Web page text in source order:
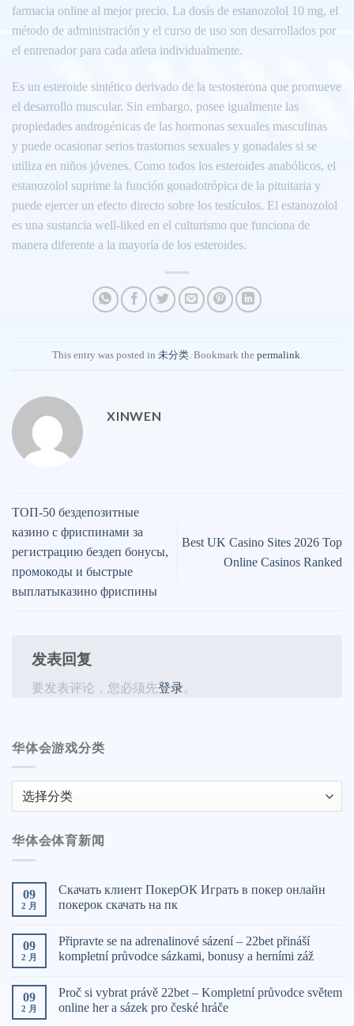
farmacia online al mejor precio. La dosis de estanozolol 10 mg, el
método de administración y el curso de uso son desarrollados por
el entrenador para cada atleta individualmente.
Es un esteroide sintético derivado de la testosterona que promueve
el desarrollo muscular. Sin embargo, posee igualmente las
propiedades androgénicas de las hormonas sexuales masculinas
y puede ocasionar serios trastornos sexuales y gonadales si se
utiliza en niños jóvenes. Como todos los esteroides anabólicos, el
estanozolol suprime la función gonadotrópica de la pituitaria y
puede ejercer un efecto directo sobre los testículos. El estanozolol
es una sustancia well-liked en el culturismo que funciona de
manera diferente a la mayoría de los esteroides.
This entry was posted in 未分类. Bookmark the permalink.
XINWEN
ТОП-50 бездепозитные
казино с фриспинами за
регистрацию бездеп бонусы,
промокоды и быстрые
выплатыказино фриспины
Best UK Casino Sites 2026 Top
Online Casinos Ranked
发表回复
要发表评论，您必须先登录。
华体会游戏分类
游
戏
分
华体会体育新闻
09
2 月
Скачать клиент ПокерОК Играть в покер онлайн
покерок скачать на пк
09
2 月
Připravte se na adrenalinové sázení – 22bet přináší
kompletní průvodce sázkami, bonusy a herními záž
09
2 月
Proč si vybrat právě 22bet – Kompletní průvodce světem
online her a sázek pro české hráče